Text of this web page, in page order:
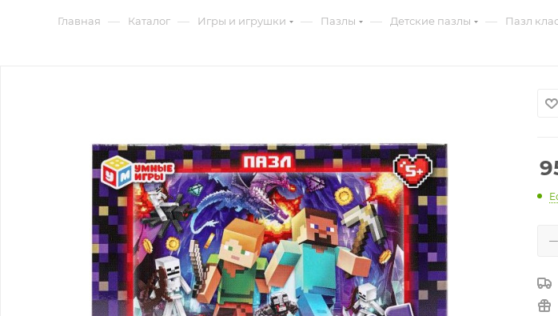
Главная — Каталог — Игры и игрушки — Пазлы — Детские пазлы — Пазл